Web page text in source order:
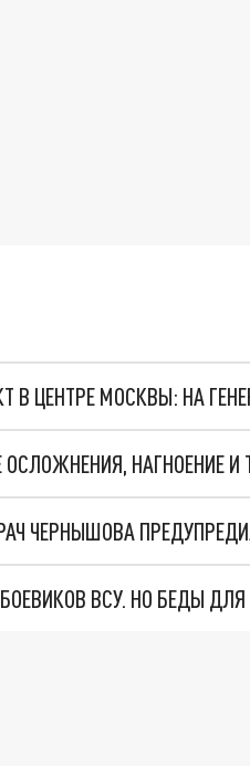
В ЦЕНТРЕ МОСКВЫ: НА
ВСУ. НО БЕДЫ